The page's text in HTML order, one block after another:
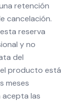
retención
cancelación.
reserva
y no
del
producto está
meses
acepta las